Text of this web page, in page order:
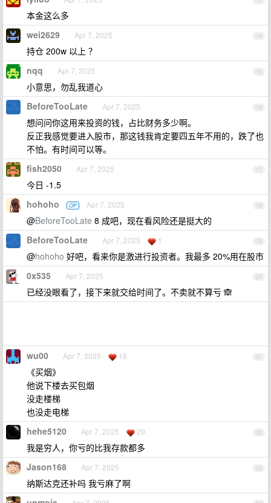
本金这么多
14
wei2629 Apr 7, 2025
持仓 200w 以上 ？
15
nqq Apr 7, 2025
小意思，勿乱我道心
16
BeforeTooLate Apr 7, 2025
想问问你这用来投资的钱，占比财务多少啊。
反正我感觉要进入股市，那这钱我肯定要四五年不用的，跌了也
不怕。有时间可以等。
17
fish2050 Apr 7, 2025
今日 -1.5
18
hohoho OP Apr 7, 2025
@BeforeTooLate 8 成吧，现在看风险还是挺大的
19
BeforeTooLate Apr 7, 2025 1
@hohoho 好吧，看来你是激进行投资者。我最多 20%用在股市
20
0x535 Apr 7, 2025
已经没眼看了，接下来就交给时间了。不卖就不算亏 🙈
21
wu00 Apr 7, 2025 18
《买烟》
他说下楼去买包烟
没走楼梯
也没走电梯
22
hehe5120 Apr 7, 2025 29
我是穷人，你亏的比我存款都多
23
Jason168 Apr 7, 2025
纳斯达克还补吗 我亏麻了啊